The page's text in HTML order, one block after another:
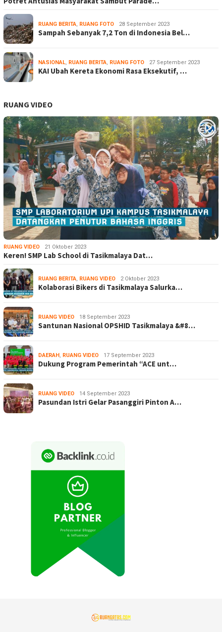
RUANG BERITA, RUANG FOTO 28 September 2023
Sampah Sebanyak 7,2 Ton di Indonesia Bel…
NASIONAL, RUANG BERITA, RUANG FOTO 27 September 2023
KAI Ubah Kereta Ekonomi Rasa Eksekutif, …
RUANG VIDEO
RUANG VIDEO 21 Oktober 2023
Keren! SMP Lab School di Tasikmalaya Dat…
RUANG BERITA, RUANG VIDEO 2 Oktober 2023
Kolaborasi Bikers di Tasikmalaya Salurka…
RUANG VIDEO 18 September 2023
Santunan Nasional OPSHID Tasikmalaya &#8…
DAERAH, RUANG VIDEO 17 September 2023
Dukung Program Pemerintah “ACE unt…
RUANG VIDEO 14 September 2023
Pasundan Istri Gelar Pasanggiri Pinton A…